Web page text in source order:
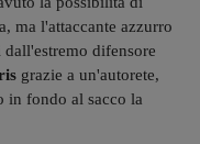
ma l'attaccante azzurro
difensore
grazie a un'autorete,
in fondo al sacco la